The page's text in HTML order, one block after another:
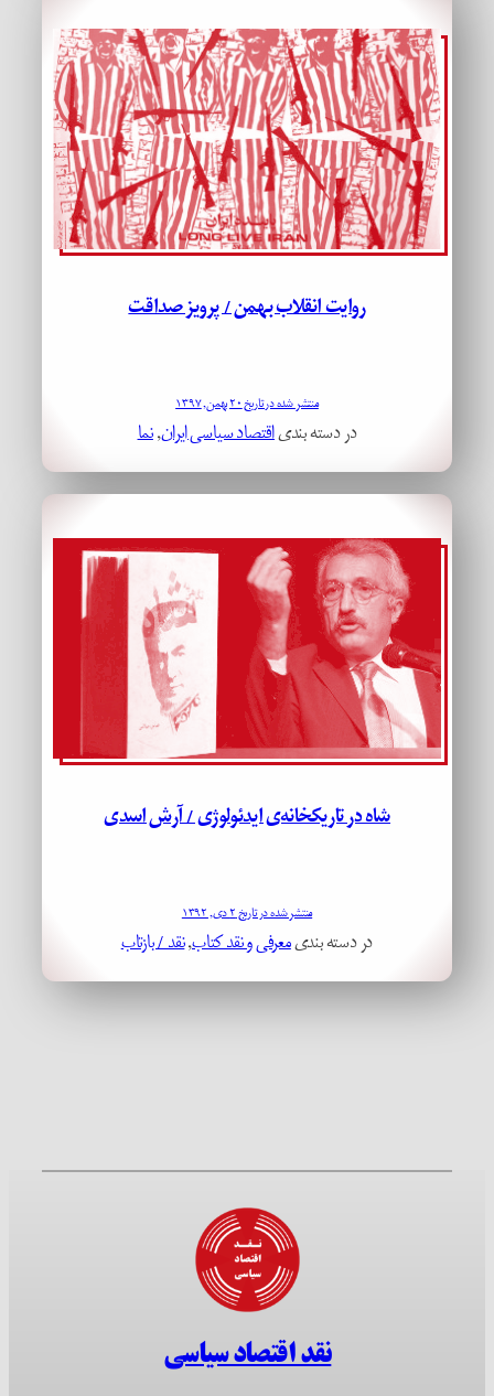
روایت انقلاب بهمن / پرویز صداقت
منتشر شده در تاریخ ۲۰ بهمن, ۱۳۹۷
در دسته بندیاقتصاد سیاسی ایران, نما
شاه در تاریکخانه‌ی ایدئولوژی / آرش اسدی
منتشر شده در تاریخ ۲ دی, ۱۳۹۲
در دسته بندیمعرفی و نقد کتاب, نقد / بازتاب
نقد اقتصاد سیاسی